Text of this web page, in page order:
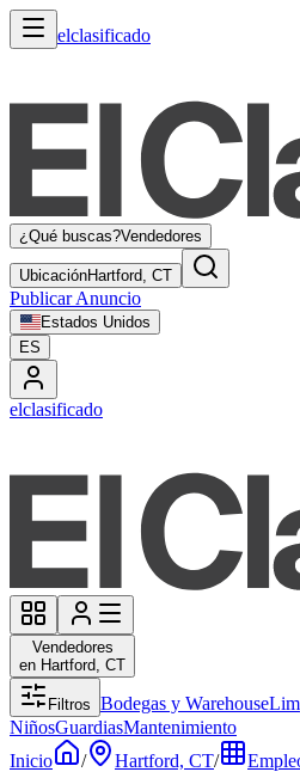
elclasificado
¿Qué buscas?Vendedores
UbicaciónHartford, CT
Publicar Anuncio
Estados Unidos
ES
elclasificado
Vendedores
en Hartford, CT
Filtros Bodegas y Warehouse
NiñosGuardiasMantenimiento
Inicio
/ Hartford, CT/